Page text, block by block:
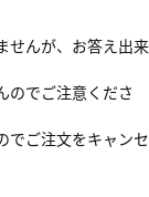
せんが、お答え出来
のでご注意くださ
でご注文をキャンセ